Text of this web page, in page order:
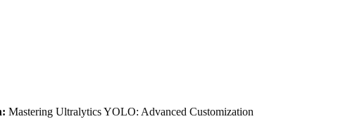
Mastering Ultralytics YOLO: Advanced Customization